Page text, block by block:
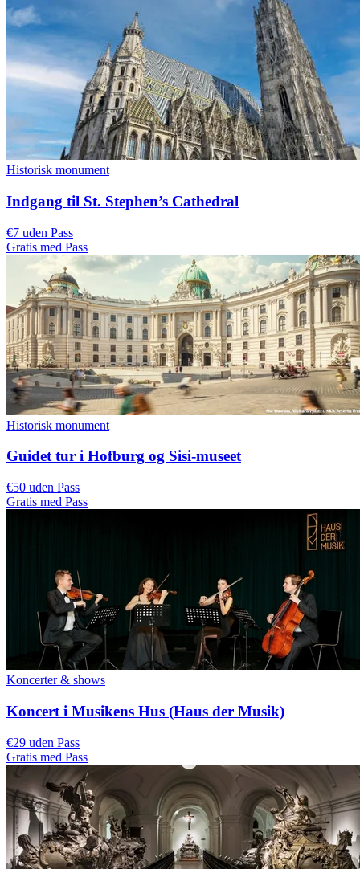
Historisk monument
Indgang til St. Stephen’s Cathedral
€7 uden Pass
Gratis med Pass
Historisk monument
Guidet tur i Hofburg og Sisi-museet
€50 uden Pass
Gratis med Pass
Koncerter & shows
Koncert i Musikens Hus (Haus der Musik)
€29 uden Pass
Gratis med Pass